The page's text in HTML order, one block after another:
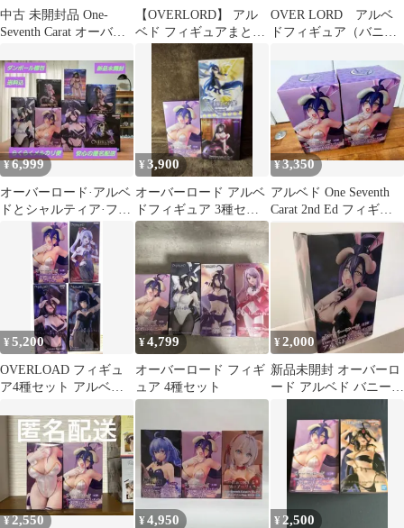
中古 未開封品 One-
Seventh Carat オーバー
ホワイトVer. SYSTEM
SERVICE/システムサー
ビス フィギュア
pr03710
【OVERLORD】 アル
ベド フィギュアまとめ
売り 4点セット
OVER LORD アルベ
ドフィギュア（バニー
¥6,999
オーバーロード·アルベ
ドとシャルティア·フィ
ギュア·7体セット(E)
¥3,900
オーバーロード アルベ
ドフィギュア 3種セッ
ト
¥3,350
アルベド One Seventh
Carat 2nd Ed フィギュ
ア2個セット
¥5,200
OVERLOAD フィギュ
ア4種セット アルベド
¥4,799
オーバーロード フィギ
ュア 4種セット
¥2,000
新品未開封 オーバーロ
ード アルベド バニー
¥2,550 ¥4,950 ¥ 2,500